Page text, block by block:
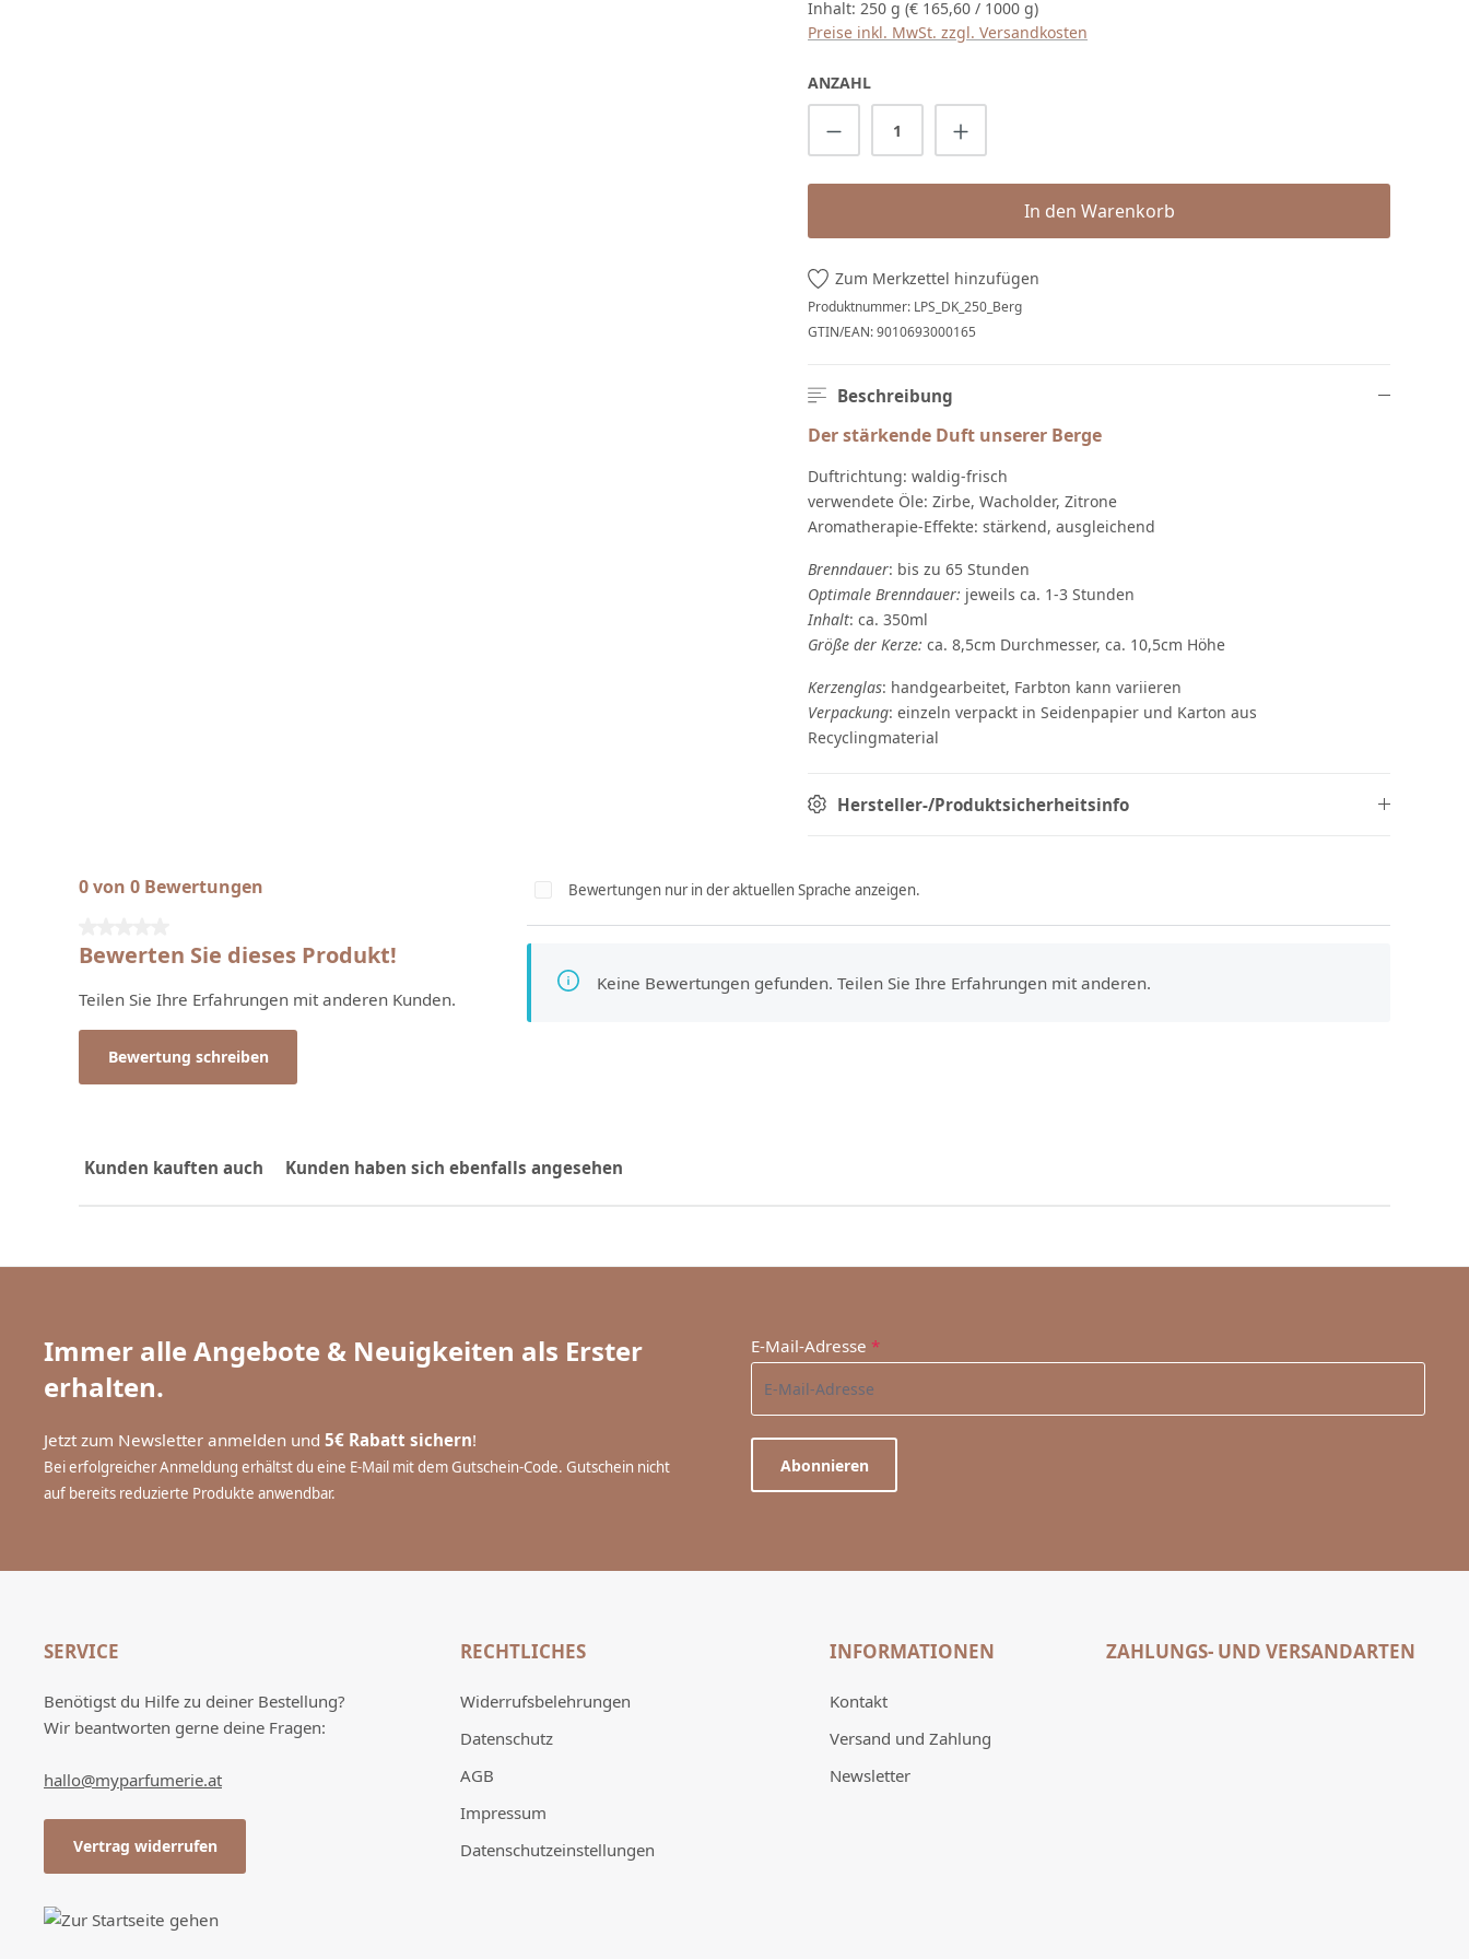
Inhalt: 250 g (€ 165,60 / 1000 g)
Preise inkl. MwSt. zzgl. Versandkosten
ANZAHL
Produkt Anzahl: Gib den gewünschten Wert ein
In den Warenkorb
Zum Merkzettel hinzufügen
Produktnummer: LPS_DK_250_Berg
GTIN/EAN:9010693000165
Beschreibung
Der stärkende Duft unserer Berge
Duftrichtung: waldig-frisch
verwendete Öle: Zirbe, Wacholder, Zitrone
Aromatherapie-Effekte: stärkend, ausgleichend
Brenndauer: bis zu 65 Stunden
Optimale Brenndauer: jeweils ca. 1-3 Stunden
Inhalt: ca. 350ml
Größe der Kerze: ca. 8,5cm Durchmesser, ca. 10,5cm Höhe
Kerzenglas: handgearbeitet, Farbton kann variieren
Verpackung: einzeln verpackt in Seidenpapier und Karton aus
Recyclingmaterial
Hersteller-/Produktsicherheitsinfo
0 von 0 Bewertungen
Bewerten Sie dieses Produkt!
Teilen Sie Ihre Erfahrungen mit anderen Kunden.
Bewertung schreiben
Bewertungen nur in der aktuellen Sprache anzeigen.
Keine Bewertungen gefunden. Teilen Sie Ihre Erfahrungen mit anderen.
Kunden kauften auch Kunden haben sich ebenfalls angesehen
Immer alle Angebote & Neuigkeiten als Erster
erhalten.
Jetzt zum Newsletter anmelden und 5€ Rabatt sichern!
Bei erfolgreicher Anmeldung erhältst du eine E-Mail mit dem Gutschein-Code. Gutschein nicht
auf bereits reduzierte Produkte anwendbar.
E-Mail-Adresse *
Abonnieren
SERVICE
Benötigst du Hilfe zu deiner Bestellung?
Wir beantworten gerne deine Fragen:
hallo@myparfumerie.at
Vertrag widerrufen
RECHTLICHES
Widerrufsbelehrungen
Datenschutz
AGB
Impressum
Datenschutzeinstellungen
INFORMATIONEN
Kontakt
Versand und Zahlung
Newsletter
ZAHLUNGS- UND VERSANDARTEN